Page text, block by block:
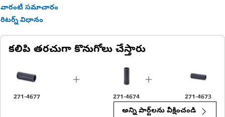
fasteners.
• Black oxide finish offers increased resistance to rust and
Applications:
An Impact Socket is utilized in the assembly areas of the
equipment, for servicing where high torque and accurate fit
వారంటీ సమాచారం
రిటర్న్ విధానం
కలిపి తరచుగా కొనుగోలు చేస్తారు
271-4677 271-4674 271-4673
అన్ని పార్ట్‌లను వీక్షించండి